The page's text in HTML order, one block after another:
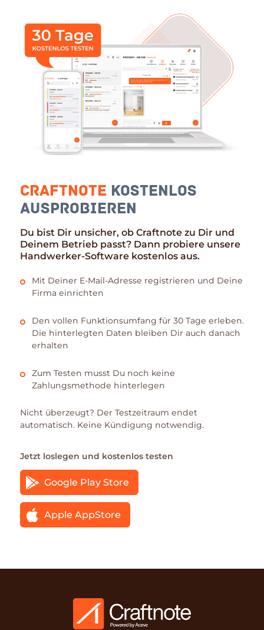
Craftnote kostenlos
ausprobieren
Du bist Dir unsicher, ob Craftnote zu Dir und
Deinem Betrieb passt? Dann probiere unsere
Handwerker-Software kostenlos aus.
Mit Deiner E-Mail-Adresse registrieren und Deine
Firma einrichten
Den vollen Funktionsumfang für 30 Tage erleben.
Die hinterlegten Daten bleiben Dir auch danach
erhalten
Zum Testen musst Du noch keine
Zahlungsmethode hinterlegen
Nicht überzeugt? Der Testzeitraum endet
automatisch. Keine Kündigung notwendig.
Jetzt loslegen und kostenlos testen
Google Play Store
Apple AppStore